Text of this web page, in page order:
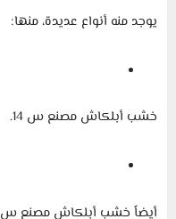
يوجد منه أنواع عديدة، منها:
خشب أبلكاش مصنع س 14.
أيضاً خشب أبلكاش مصنع س 7 .